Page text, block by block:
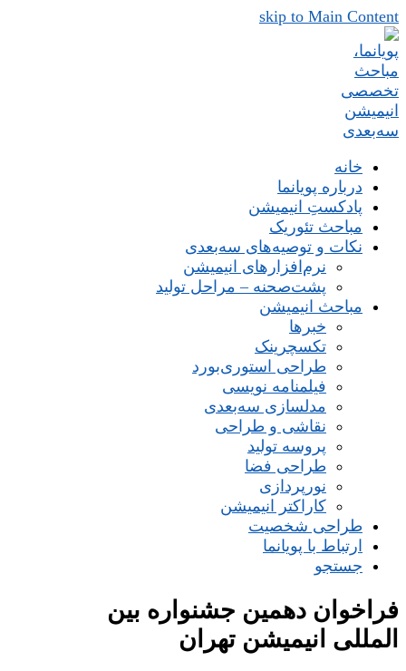
skip to Main Content
خانه
درباره پویانما
پادکستِ انیمیشن
مباحث تئوریک
نکات و توصیه‌های‌ سه‌بعدی
نرم‌افزارهای انیمیشن
پشت‌صحنه – مراحل تولید
مباحث انیمیشن
خبرها
تکسچرینک
طراحی استوری‌بورد
فیلمنامه نویسی
مدلسازی سه‌بعدی
نقاشی و طراحی
پروسه تولید
طراحی فضا
نورپردازی
کاراکتر انیمیشن
طراحی شخصیت
ارتباط با پویانما
جستجو
فراخوان دهمین جشنواره بین
المللی انیمیشن تهران